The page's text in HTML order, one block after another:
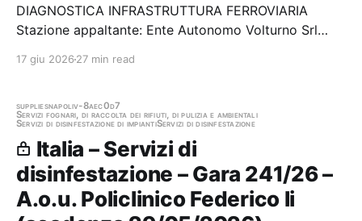
DIAGNOSTICA INFRASTRUTTURA FERROVIARIA
Stazione appaltante: Ente Autonomo Volturno Srl
aggiudicazione
17 giu 2026 27 min read
suppliesnapoliv-8aec0d7
Servizi fognari, di raccolta dei rifiuti, di pulizia e ambientali
Servizi di disinfestazione di impiantiServizi di disinfestazione
Italia – Servizi di
disinfestazione – Gara 241/26 –
A.o.u. Policlinico Federico Ii